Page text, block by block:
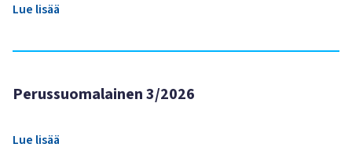
Lue lisää
Perussuomalainen 3/2026
Lue lisää